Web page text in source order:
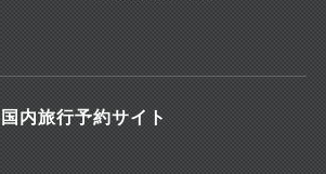
国内旅行予約サイト